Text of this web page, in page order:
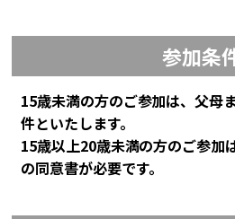
参加条
15歳未満の方のご参加は、父母
件といたします。
15歳以上20歳未満の方のご参加
の同意書が必要です。